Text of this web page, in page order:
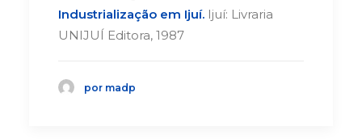
Industrialização em Ijuí. Ijuí: Livraria
UNIJUÍ Editora, 1987
por madp